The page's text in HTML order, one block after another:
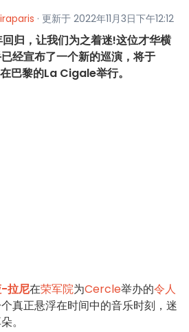
· 更新于 2022年11月3日下午12:12
归，让我们为之着迷!这位才华横
经宣布了一个新的巡演，将于
巴黎的La Cigale举行。
拉尼在荣军院为Cercle举办的令人
真正悬浮在时间中的音乐时刻，迷
。